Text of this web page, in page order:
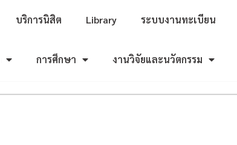
บริการนิสิต Library ระบบงานทะเบียน
การศึกษา งานวิจัยและนวัตกรรม